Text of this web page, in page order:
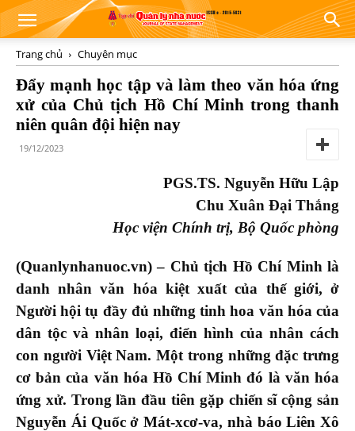
Trang chủ Chuyên mục
Đẩy mạnh học tập và làm theo văn hóa ứng
xử của Chủ tịch Hồ Chí Minh trong thanh
niên quân đội hiện nay
19/12/2023
PGS.TS. Nguyễn Hữu Lập
Chu Xuân Đại Thắng
Học viện Chính trị, Bộ Quốc phòng
(Quanlynhanuoc.vn) – Chủ tịch Hồ Chí Minh là
danh nhân văn hóa kiệt xuất của thế giới, ở
Người hội tụ đầy đủ những tinh hoa văn hóa của
dân tộc và nhân loại, điển hình của nhân cách
con người Việt Nam. Một trong những đặc trưng
cơ bản của văn hóa Hồ Chí Minh đó là văn hóa
ứng xử. Trong lần đầu tiên gặp chiến sĩ cộng sản
Nguyễn Ái Quốc ở Mát-xcơ-va, nhà báo Liên Xô